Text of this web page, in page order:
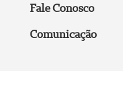
Fale Conosco
Comunicação